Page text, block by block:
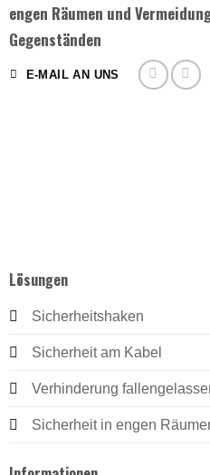
engen Räumen und
Gegenständen
E-MAIL AN UNS
Lösungen
Sicherheitshaken
Sicherheit am Kabel
Verhinderung
Sicherheit in engen